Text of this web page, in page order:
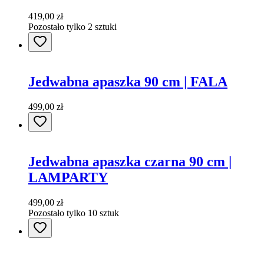
419,00 zł
Pozostało tylko 2 sztuki
Jedwabna apaszka 90 cm | FALA
499,00 zł
Jedwabna apaszka czarna 90 cm |
LAMPARTY
499,00 zł
Pozostało tylko 10 sztuk